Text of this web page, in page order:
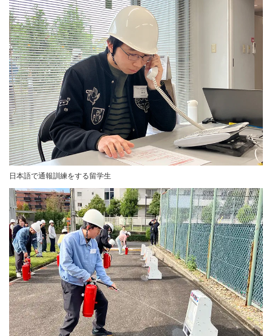
日本語で通報訓練をする留学生